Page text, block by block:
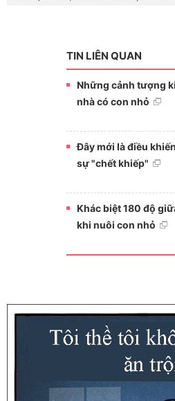
TIN LIÊN QUAN
Những cảnh tượng
nhà có con nhỏ
Đây mới là điều
sự "chết khiếp"
Khác biệt 180 độ
khi nuôi con nhỏ